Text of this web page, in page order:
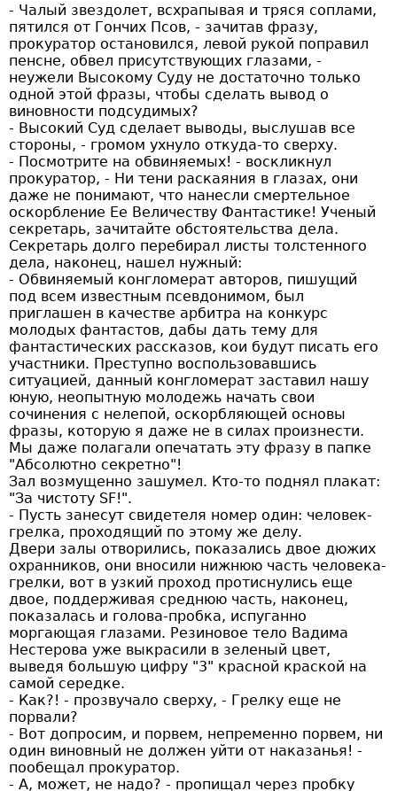
- Чалый звездолет, всхрапывая и тряся соплами,
пятился от Гончих Псов, - зачитав фразу,
прокуратор остановился, левой рукой поправил
пенсне, обвел присутствующих глазами, -
неужели Высокому Суду не достаточно только
одной этой фразы, чтобы сделать вывод о
виновности подсудимых?
- Высокий Суд сделает выводы, выслушав все
стороны, - громом ухнуло откуда-то сверху.
- Посмотрите на обвиняемых! - воскликнул
прокуратор, - Ни тени раскаяния в глазах, они
даже не понимают, что нанесли смертельное
оскорбление Ее Величеству Фантастике! Ученый
секретарь, зачитайте обстоятельства дела.
Секретарь долго перебирал листы толстенного
дела, наконец, нашел нужный:
- Обвиняемый конгломерат авторов, пишущий
под всем известным псевдонимом, был
приглашен в качестве арбитра на конкурс
молодых фантастов, дабы дать тему для
фантастических рассказов, кои будут писать его
участники. Преступно воспользовавшись
ситуацией, данный конгломерат заставил нашу
юную, неопытную молодежь начать свои
сочинения с нелепой, оскорбляющей основы
фразы, которую я даже не в силах произнести.
Мы даже полагали опечатать эту фразу в папке
"Абсолютно секретно"!
Зал возмущенно зашумел. Кто-то поднял плакат:
"За чистоту SF!".
- Пусть занесут свидетеля номер один: человек-
грелка, проходящий по этому же делу.
Двери залы отворились, показались двое дюжих
охранников, они вносили нижнюю часть человека-
грелки, вот в узкий проход протиснулись еще
двое, поддерживая среднюю часть, наконец,
показалась и голова-пробка, испуганно
моргающая глазами. Резиновое тело Вадима
Нестерова уже выкрасили в зеленый цвет,
выведя большую цифру "3" красной краской на
самой середке.
- Как?! - прозвучало сверху, - Грелку еще не
порвали?
- Вот допросим, и порвем, непременно порвем, ни
один виновный не должен уйти от наказанья! -
пообещал прокуратор.
- А, может, не надо? - пропищал через пробку